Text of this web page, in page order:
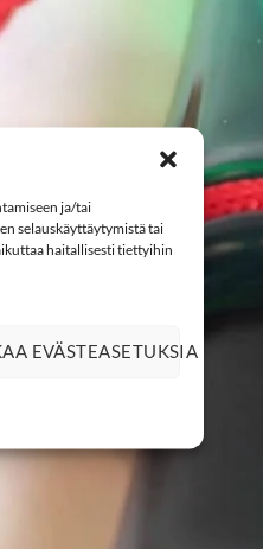
ja/tai
selauskäyttäytymistä tai
haitallisesti tiettyihin
EVÄSTEASETUKSIA